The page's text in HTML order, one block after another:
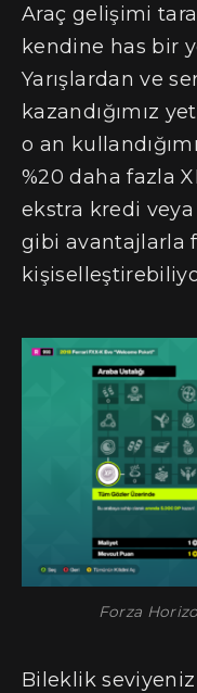
Araç gelişimi
kendine has bir
Yarışlardan ve
kazandığımız
o an
%20 daha fazla
ekstra kredi
gibi avantajlarla
Forza
Bileklik